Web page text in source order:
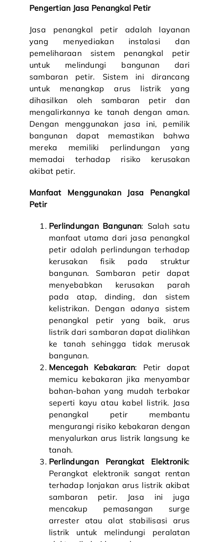
Pengertian Jasa Penangkal Petir
Jasa penangkal petir adalah layanan
yang menyediakan instalasi dan
pemeliharaan sistem penangkal petir
untuk melindungi bangunan dari
sambaran petir. Sistem ini dirancang
untuk menangkap arus listrik yang
dihasilkan oleh sambaran petir dan
mengalirkannya ke tanah dengan aman.
Dengan menggunakan jasa ini, pemilik
bangunan dapat memastikan bahwa
mereka memiliki perlindungan yang
memadai terhadap risiko kerusakan
akibat petir.
Manfaat Menggunakan Jasa Penangkal
Petir
Perlindungan Bangunan: Salah satu
manfaat utama dari jasa penangkal
petir adalah perlindungan terhadap
kerusakan fisik pada struktur
bangunan. Sambaran petir dapat
menyebabkan kerusakan parah
pada atap, dinding, dan sistem
kelistrikan. Dengan adanya sistem
penangkal petir yang baik, arus
listrik dari sambaran dapat dialihkan
ke tanah sehingga tidak merusak
bangunan.
Mencegah Kebakaran: Petir dapat
memicu kebakaran jika menyambar
bahan-bahan yang mudah terbakar
seperti kayu atau kabel listrik. Jasa
penangkal petir membantu
mengurangi risiko kebakaran dengan
menyalurkan arus listrik langsung ke
tanah.
Perlindungan Perangkat Elektronik:
Perangkat elektronik sangat rentan
terhadap lonjakan arus listrik akibat
sambaran petir. Jasa ini juga
mencakup pemasangan surge
arrester atau alat stabilisasi arus
listrik untuk melindungi peralatan